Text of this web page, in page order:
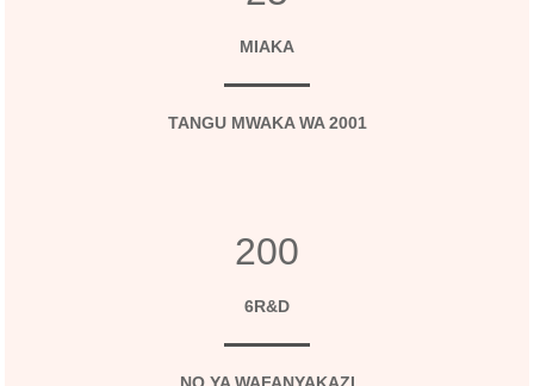
MIAKA
TANGU MWAKA WA 2001
200
6R&D